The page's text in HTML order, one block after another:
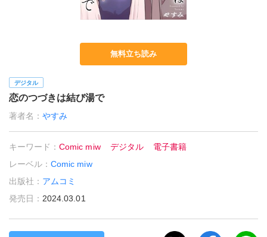
無料立ち読み
デジタル
恋のつづきは結び湯で
著者名：やすみ
キーワード：Comic miw デジタル
電子書籍
レーベル：Comic miw
出版社： アムコミ
発売日： 2024.03.01